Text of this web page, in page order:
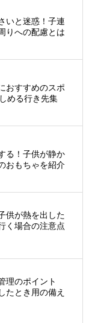
いと迷惑！子連
りへの配慮とは
おすすめのスポ
める行き先集
る！子供が静か
おもちゃを紹介
供が熱を出した
く場合の注意点
理のポイント
たとき用の備え